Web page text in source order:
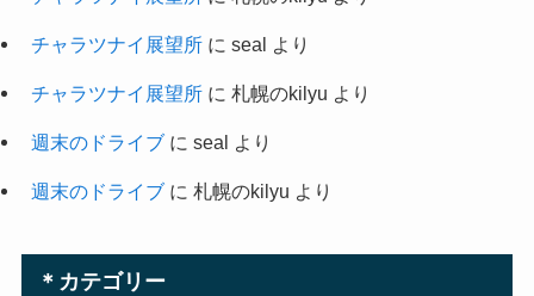
チャラツナイ展望所に seal より
チャラツナイ展望所に 札幌のkilyu より
週末のドライブに seal より
週末のドライブに 札幌のkilyu より
＊カテゴリー